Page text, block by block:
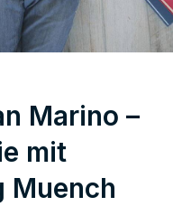
Marino –
mit
Muench